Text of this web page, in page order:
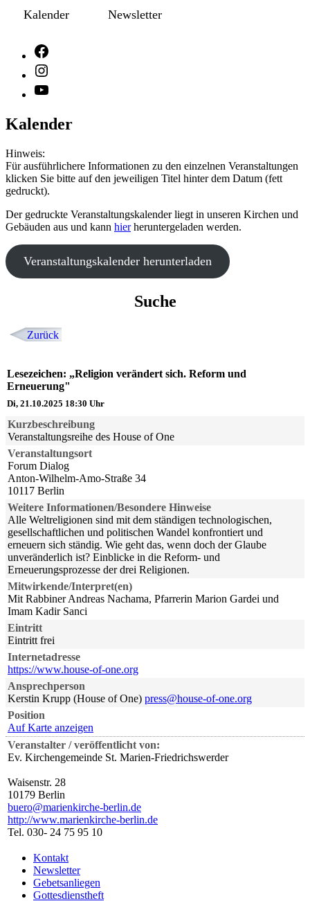
Kalender Newsletter
Kalender
Hinweis:
Für ausführlichere Informationen zu den einzelnen Veranstaltungen
klicken Sie bitte auf den jeweiligen Titel hinter dem Datum (fett
gedruckt).
Der gedruckte Veranstaltungskalender liegt in unseren Kirchen und
Gebäuden aus und kann hierheruntergeladen werden.
Veranstaltungskalender herunterladen
Suche
Zurück
Lesezeichen: „Religion verändert sich. Reform und
Erneuerung"
Di, 21.10.2025 18:30 Uhr
Kurzbeschreibung
Veranstaltungsreihe des House of One
Veranstaltungsort
Forum Dialog
Anton-Wilhelm-Amo-Straße 34
10117 Berlin
Weitere Informationen/Besondere Hinweise
Alle Weltreligionen sind mit dem ständigen technologischen,
gesellschaftlichen und politischen Wandel konfrontiert und
erneuern sich ständig. Wie geht das, wenn doch der Glaube
unveränderlich ist? Einblicke in die Reform- und
Erneuerungsprozesse der drei Religionen.
Mitwirkende/Interpret(en)
Mit Rabbiner Andreas Nachama, Pfarrerin Marion Gardei und
Imam Kadir Sanci
Eintritt
Eintritt frei
Internetadresse
https://www.house-of-one.org
Ansprechperson
Kerstin Krupp (House of One) press@house-of-one.org
Position
Auf Karte anzeigen
Veranstalter / veröffentlicht von:
Ev. Kirchengemeinde St. Marien-Friedrichswerder
Waisenstr. 28
10179 Berlin
buero@marienkirche-berlin.de
http://www.marienkirche-berlin.de
Tel. 030- 24 75 95 10
Kontakt
Newsletter
Gebetsanliegen
Gottesdienstheft